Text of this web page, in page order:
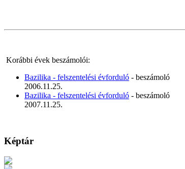
Korábbi évek beszámolói:
Bazilika - felszentelési évforduló - beszámoló
2006.11.25.
Bazilika - felszentelési évforduló - beszámoló
2007.11.25.
Képtár